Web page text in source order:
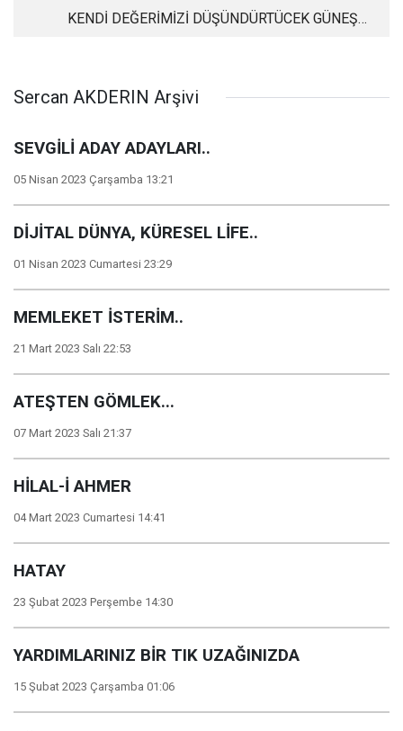
KENDİ DEĞERİMİZİ DÜŞÜNDÜRTÜCEK GÜNEŞ
Sercan AKDERIN Arşivi
SEVGİLİ ADAY ADAYLARI..
05 Nisan 2023 Çarşamba 13:21
DİJİTAL DÜNYA, KÜRESEL LİFE..
01 Nisan 2023 Cumartesi 23:29
MEMLEKET İSTERİM..
21 Mart 2023 Salı 22:53
ATEŞTEN GÖMLEK...
07 Mart 2023 Salı 21:37
HİLAL-İ AHMER
04 Mart 2023 Cumartesi 14:41
HATAY
23 Şubat 2023 Perşembe 14:30
YARDIMLARINIZ BİR TIK UZAĞINIZDA
15 Şubat 2023 Çarşamba 01:06